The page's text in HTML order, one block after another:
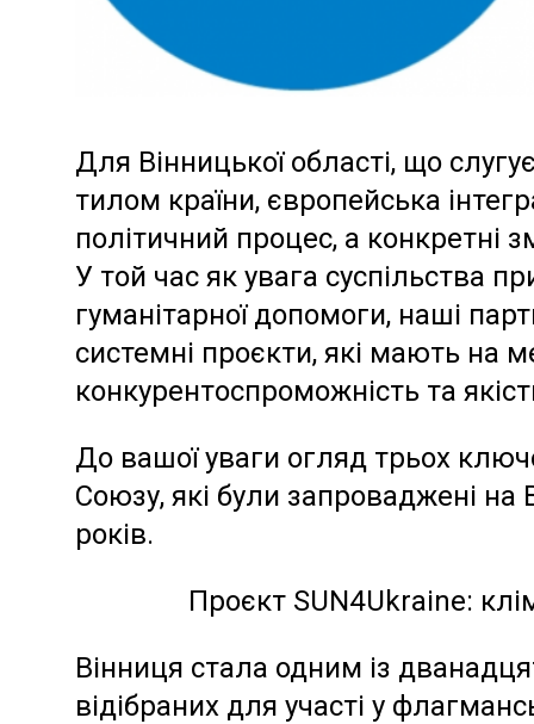
Для Вінницької області, що
тилом країни, європейська
політичний процес, а конкретні
У той час як увага суспільства
гуманітарної допомоги, наші
системні проєкти, які мають на
конкурентоспроможність та
До вашої уваги огляд трьох
Союзу, які були запроваджені
років.
Проєкт SUN4Ukraine:
Вінниця стала одним із
відібраних для участі у